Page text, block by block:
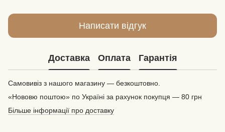
Написати відгук
Доставка Оплата Гарантія
Самовивіз з нашого магазину — безкоштовно.
«Нововю поштою» по Україні за рахунок покупця — 80 грн
Більше інформації про доставку